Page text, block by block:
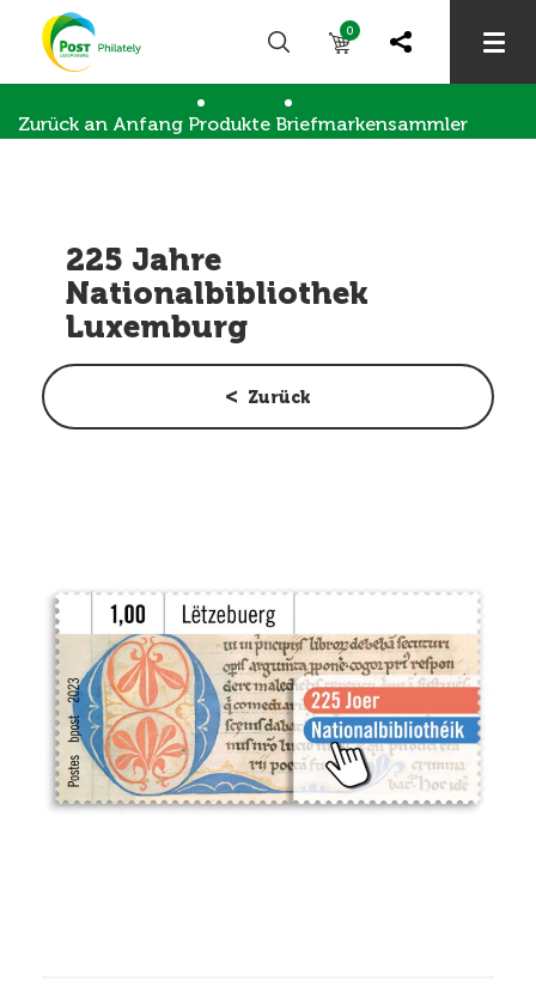
0
Zurück an Anfang Produkte Briefmarkensammler
225 Jahre
Nationalbibliothek
Luxemburg
Zurück